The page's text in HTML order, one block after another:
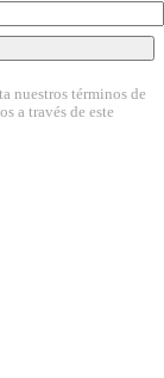
nuestros términos de
a través de este